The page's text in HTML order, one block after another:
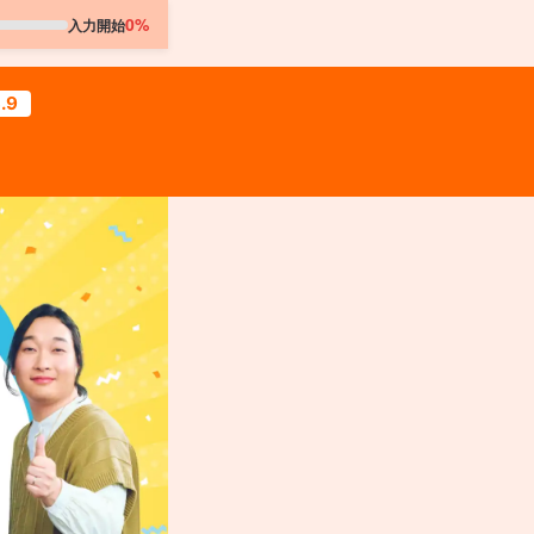
入力開始0%